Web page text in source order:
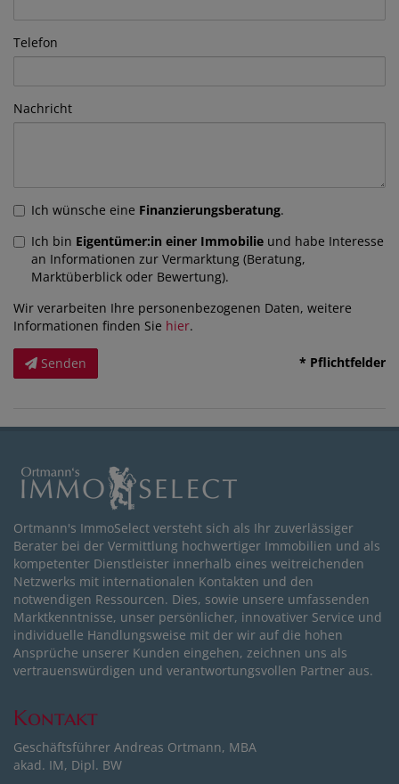
Telefon
Nachricht
Ich wünsche eine Finanzierungsberatung.
Ich bin Eigentümer:in einer Immobilie und habe Interesse
an Informationen zur Vermarktung (Beratung,
Marktüberblick oder Bewertung).
Wir verarbeiten Ihre personenbezogenen Daten, weitere
Informationen finden Sie hier.
Senden * Pflichtfelder
Ortmann's ImmoSelect versteht sich als Ihr zuverlässiger
Berater bei der Vermittlung hochwertiger Immobilien und als
kompetenter Dienstleister innerhalb eines weitreichenden
Netzwerks mit internationalen Kontakten und den
notwendigen Ressourcen. Dies, sowie unsere umfassenden
Marktkenntnisse, unser persönlicher, innovativer Service und
individuelle Handlungsweise mit der wir auf die hohen
Ansprüche unserer Kunden eingehen, zeichnen uns als
vertrauenswürdigen und verantwortungsvollen Partner aus.
Kontakt
Geschäftsführer Andreas Ortmann, MBA
akad. IM, Dipl. BW